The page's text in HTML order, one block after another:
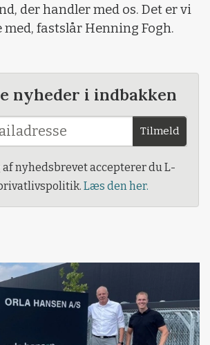
der handler med os. Det er vi
fastslår Henning Fogh.
nyheder i indbakken
Tilmeld
nyhedsbrevet accepterer du L-
Læs den her.